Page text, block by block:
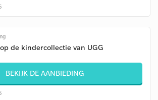
de kindercollectie van UGG
BEKIJK DE AANBIEDING